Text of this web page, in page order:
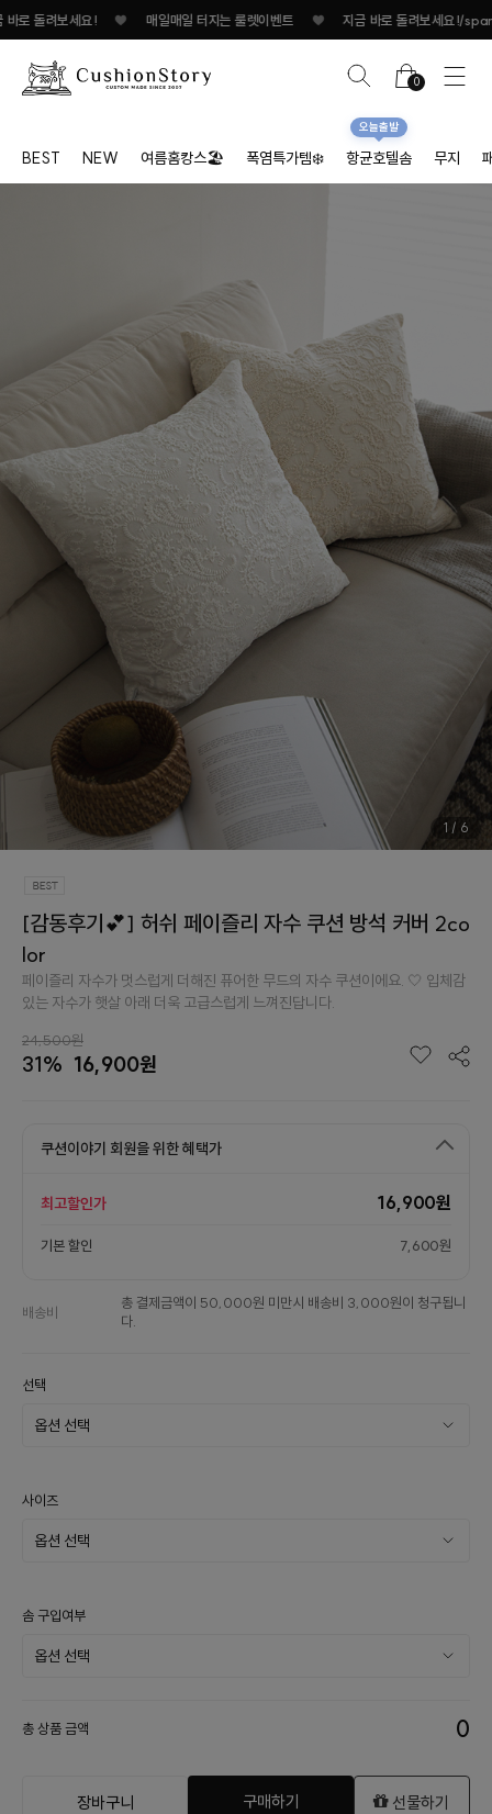
일 터지는 룰렛이벤트 ♥ 지금 바로 돌려보세요! ♥ 매일매일 터지는 룰렛이벤트
0
BEST NEW 여름홈캉스🏖 폭염특가템❄️ 항균호텔솜
오늘출발
무지
1 / 6
[감동후기💕] 허쉬 페이즐리 자수 쿠션 방석 커버 2co
lor
페이즐리 자수가 멋스럽게 더해진 퓨어한 무드의 자수 쿠션이에요. 🤍 입체감
있는 자수가 햇살 아래 더욱 고급스럽게 느껴진답니다.
24,500원
31% 16,900원
쿠션이야기 회원을 위한 혜택가
최고할인가 16,900원
기본 할인 7,600원
배송비
총 결제금액이 50,000원 미만시 배송비 3,000원이 청구됩니
다.
선택
사이즈
솜 구입여부
총 상품 금액 0
장바구니 구매하기 선물하기